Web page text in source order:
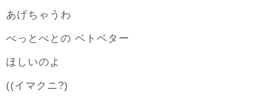
あげちゃうわ
べっとべとの ベトベター
ほしいのよ
((イマクニ?)